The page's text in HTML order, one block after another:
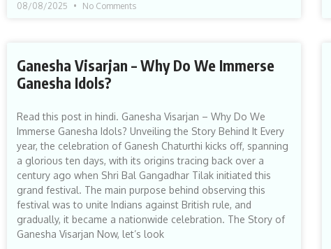
08/08/2025 No Comments
Ganesha Visarjan – Why Do We Immerse
Ganesha Idols?
Read this post in hindi. Ganesha Visarjan – Why Do We
Immerse Ganesha Idols? Unveiling the Story Behind It Every
year, the celebration of Ganesh Chaturthi kicks off, spanning
a glorious ten days, with its origins tracing back over a
century ago when Shri Bal Gangadhar Tilak initiated this
grand festival. The main purpose behind observing this
festival was to unite Indians against British rule, and
gradually, it became a nationwide celebration. The Story of
Ganesha Visarjan Now, let’s look